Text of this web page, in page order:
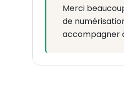
Merci
de
accompagner